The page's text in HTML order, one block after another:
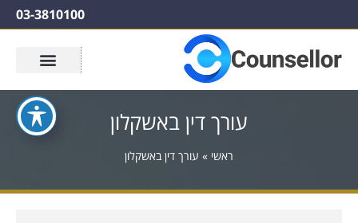
03-3810100
עורך דין באשקלון
ראשי » עורך דין באשקלון